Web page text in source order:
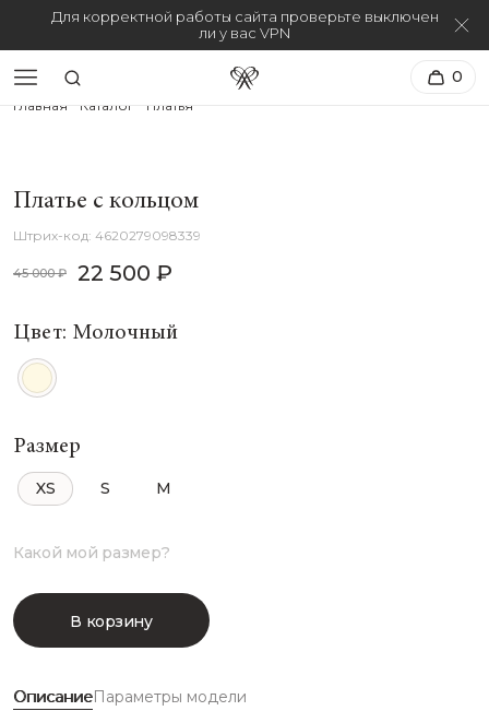
Для корректной работы сайта проверьте выключен
ли у вас VPN
0
Главная Каталог Платья
Платье с кольцом
4620279098339
45 000 ₽ 22 500 ₽
Цвет: Молочный
Размер
XS S M
Какой мой размер?
В корзину
ОписаниеПараметры модели